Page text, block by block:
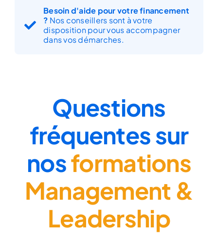
Besoin d'aide pour votre financement
? Nos conseillers sont à votre
disposition pour vous accompagner
dans vos démarches.
Questions
fréquentes sur
nosformations
Management &
Leadership